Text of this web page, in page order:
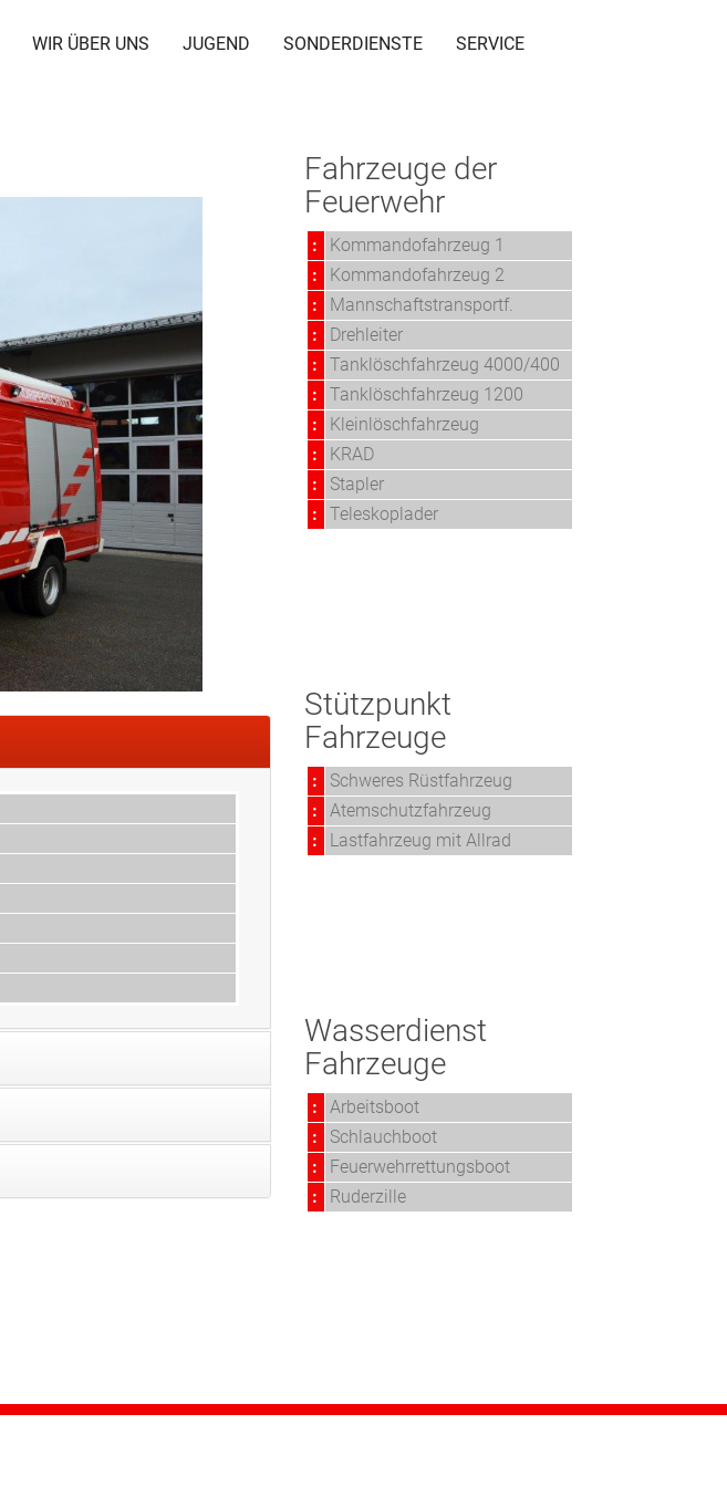
WIR ÜBER UNS JUGEND SONDERDIENSTE SERVICE
Fahrzeuge der
Feuerwehr
:
Kommandofahrzeug 1
:
Kommandofahrzeug 2
:
Mannschaftstransportf.
:
Drehleiter
:
Tanklöschfahrzeug 4000/400
:
Tanklöschfahrzeug 1200
:
Kleinlöschfahrzeug
:
KRAD
:
Stapler
:
Teleskoplader
Stützpunkt
Fahrzeuge
:
Schweres Rüstfahrzeug
:
Atemschutzfahrzeug
:
Lastfahrzeug mit Allrad
Wasserdienst
Fahrzeuge
:
Arbeitsboot
:
Schlauchboot
:
Feuerwehrrettungsboot
:
Ruderzille